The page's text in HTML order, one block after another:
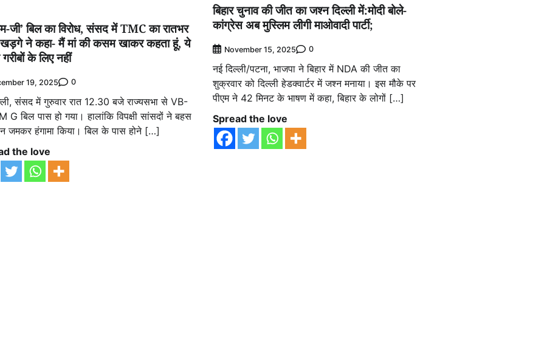
जी’ बिल का विरोध, संसद में TMC का रातभर
ने कहा- मैं मां की कसम खाकर कहता हूं, ये
के लिए नहीं
19, 2025 0
संसद में गुरुवार रात 12.30 बजे राज्यसभा से VB-
G बिल पास हो गया। हालांकि विपक्षी सांसदों ने बहस
जमकर हंगामा किया। बिल के पास होने […]
the love
बिहार चुनाव की जीत का जश्न दिल्ली में:मोदी बोले-
कांग्रेस अब मुस्लिम लीगी माओवादी पार्टी;
November 15, 2025 0
नई दिल्ली/पटना, भाजपा ने बिहार में NDA की जीत का
शुक्रवार को दिल्ली हेडक्वार्टर में जश्न मनाया। इस मौके पर
पीएम ने 42 मिनट के भाषण में कहा, बिहार के लोगों […]
Spread the love